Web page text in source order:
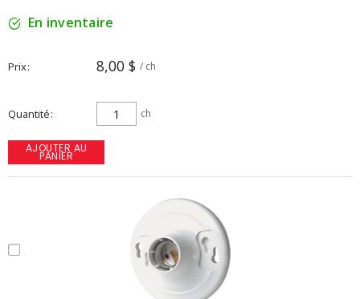
En inventaire
Prix 8,00 $ / ch
Quantité ch
AJOUTER AU
PANIER